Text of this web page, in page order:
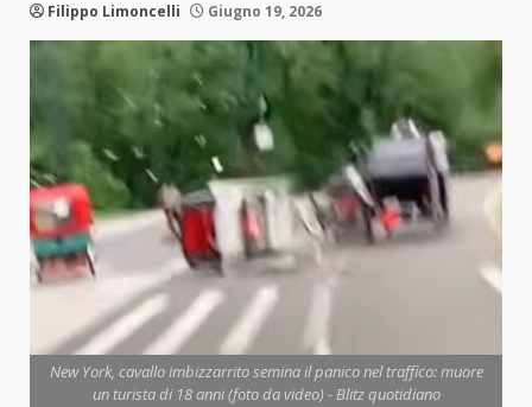
Filippo Limoncelli Giugno 19, 2026
New York, cavallo imbizzarrito semina il panico nel traffico: muore
un turista di 18 anni (foto da video) - Blitz quotidiano